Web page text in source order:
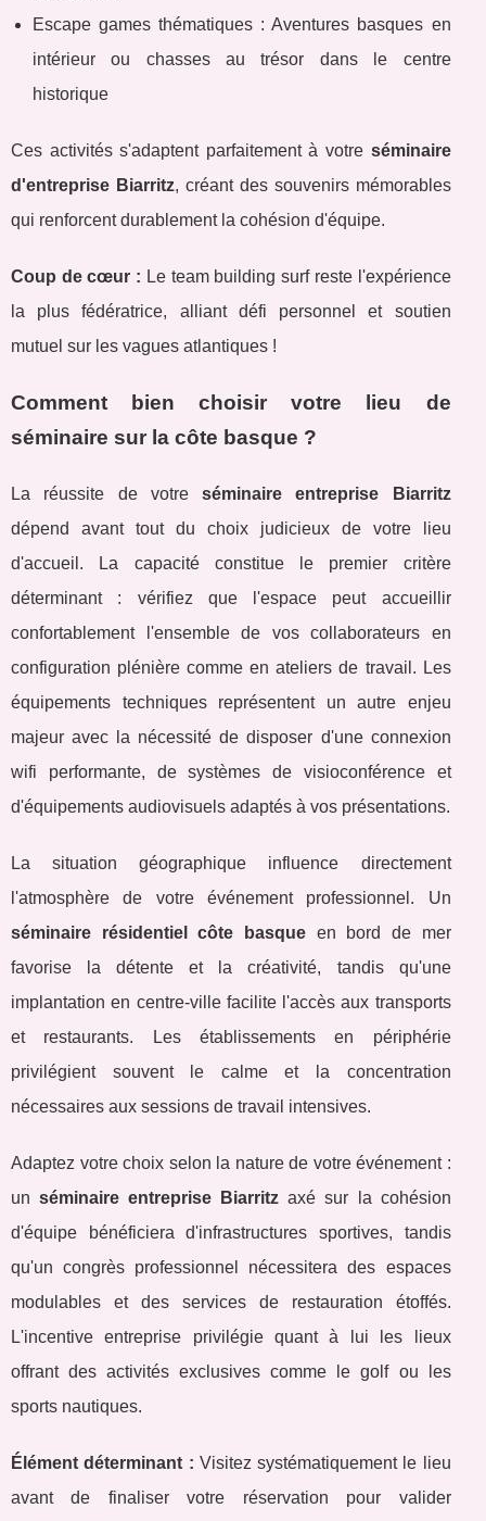
Escape games thématiques : Aventures basques en
intérieur ou chasses au trésor dans le centre
historique
Ces activités s'adaptent parfaitement à votre séminaire
d'entreprise Biarritz, créant des souvenirs mémorables
qui renforcent durablement la cohésion d'équipe.
Coup de cœur : Le team building surf reste l'expérience
la plus fédératrice, alliant défi personnel et soutien
mutuel sur les vagues atlantiques !
Comment bien choisir votre lieu de
séminaire sur la côte basque ?
La réussite de votreséminaire entreprise Biarritz
dépend avant tout du choix judicieux de votre lieu
d'accueil. La capacité constitue le premier critère
déterminant : vérifiez que l'espace peut accueillir
confortablement l'ensemble de vos collaborateurs en
configuration plénière comme en ateliers de travail. Les
équipements techniques représentent un autre enjeu
majeur avec la nécessité de disposer d'une connexion
wifi performante, de systèmes de visioconférence et
d'équipements audiovisuels adaptés à vos présentations.
La situation géographique influence directement
l'atmosphère de votre événement professionnel. Un
séminaire résidentiel côte basqueen bord de mer
favorise la détente et la créativité, tandis qu'une
implantation en centre-ville facilite l'accès aux transports
et restaurants. Les établissements en périphérie
privilégient souvent le calme et la concentration
nécessaires aux sessions de travail intensives.
Adaptez votre choix selon la nature de votre événement :
unséminaire entreprise Biarritz axé sur la cohésion
d'équipe bénéficiera d'infrastructures sportives, tandis
qu'un congrès professionnel nécessitera des espaces
modulables et des services de restauration étoffés.
L'incentive entreprise privilégie quant à lui les lieux
offrant des activités exclusives comme le golf ou les
sports nautiques.
Élément déterminant : Visitez systématiquement le lieu
avant de finaliser votre réservation pour valider